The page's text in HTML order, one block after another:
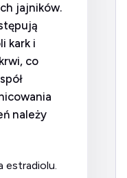
jajników.
kark i
co
należy
estradiolu.